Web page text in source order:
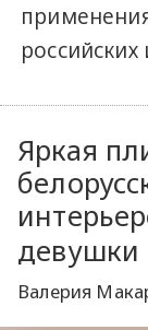
Яркая
девушки
Валерия